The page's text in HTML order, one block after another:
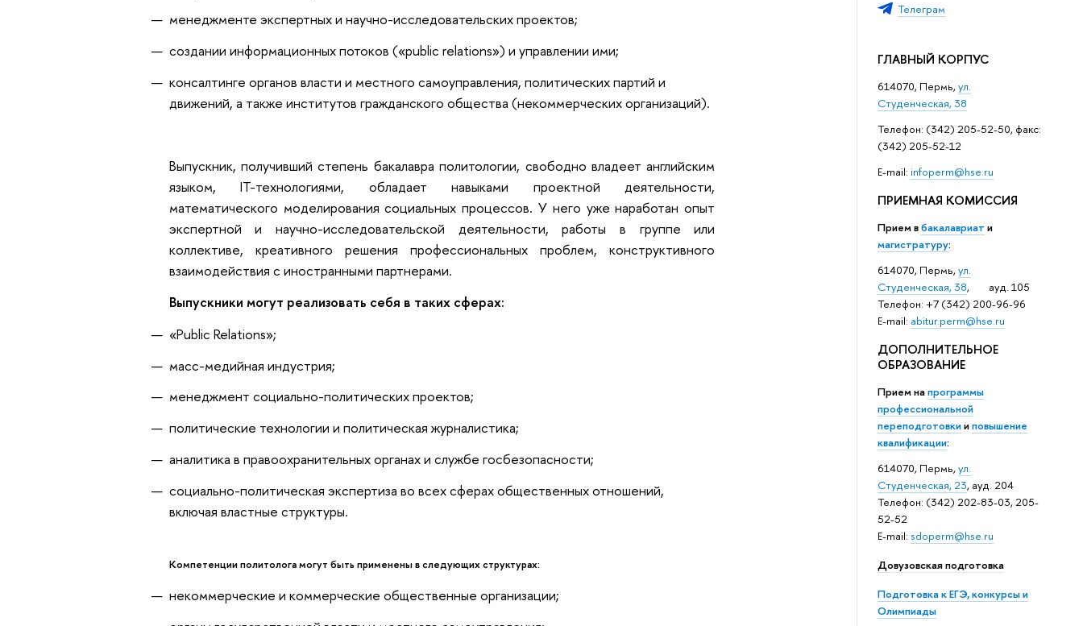
Телеграм
ГЛАВНЫЙ КОРПУС
614070, Пермь,ул.
Студенческая, 38
Телефон: (342) 205-52-50, факс:
(342) 205-52-12
Е-mail: infoperm@hse.ru
ПРИЕМНАЯ КОМИССИЯ
Прием вбакалавриат и
магистратуру:
614070, Пермь,ул.
Студенческая, 38, ауд. 105
Телефон: +7 (342) 200-96-96
E-mail: abitur.perm@hse.ru
ДОПОЛНИТЕЛЬНОЕ
ОБРАЗОВАНИЕ
Прием напрограммы
профессиональной
переподготовкииповышение
квалификации:
614070, Пермь,ул.
Студенческая, 23, ауд. 204
Телефон: (342) 202-83-03, 205-
52-52
E-mail: sdoperm@hse.ru
Довузовская подготовка
Подготовка к ЕГЭ, конкурсы и
Олимпиады
менеджменте экспертных и научно-исследовательских проектов;
создании информационных потоков («public relations») и управлении ими;
консалтинге органов власти и местного самоуправления, политических партий и
движений, а также институтов гражданского общества (некоммерческих организаций).
Выпускник, получивший степень бакалавра политологии, свободно владеет английским
языком, IT-технологиями, обладает навыками проектной деятельности,
математического моделирования социальных процессов. У него уже наработан опыт
экспертной и научно-исследовательской деятельности, работы в группе или
коллективе, креативного решения профессиональных проблем, конструктивного
взаимодействия с иностранными партнерами.
Выпускники могут реализовать себя в таких сферах:
«Public Relations»;
масс-медийная индустрия;
менеджмент социально-политических проектов;
политические технологии и политическая журналистика;
аналитика в правоохранительных органах и службе госбезопасности;
социально-политическая экспертиза во всех сферах общественных отношений,
включая властные структуры.
Компетенции политолога могут быть применены в следующих структурах:
некоммерческие и коммерческие общественные организации;